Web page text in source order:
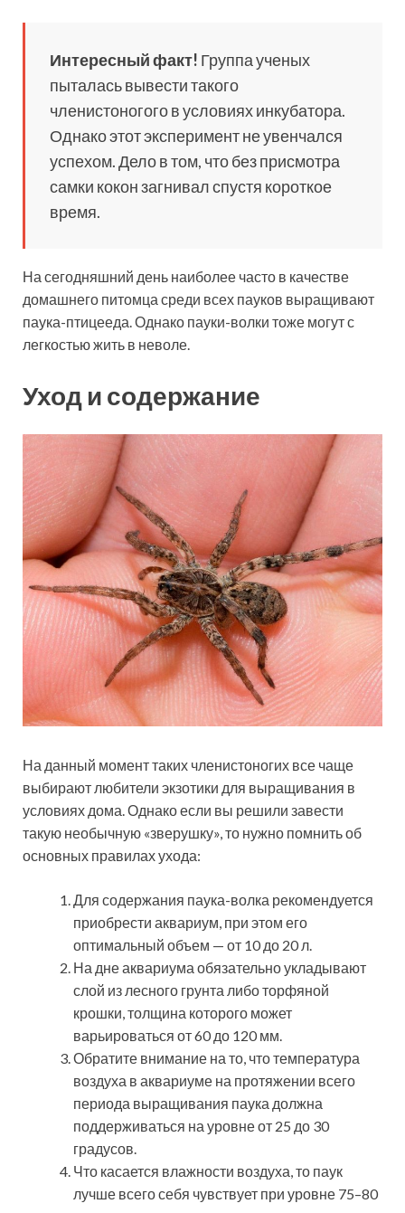
Интересный факт! Группа ученых
пыталась вывести такого
членистоногого в условиях инкубатора.
Однако этот эксперимент не увенчался
успехом. Дело в том, что без присмотра
самки кокон загнивал спустя короткое
время.
На сегодняшний день наиболее часто в качестве
домашнего питомца среди всех пауков выращивают
паука-птицееда. Однако пауки-волки тоже могут с
легкостью жить в неволе.
Уход и содержание
На данный момент таких членистоногих все чаще
выбирают любители экзотики для выращивания в
условиях дома. Однако если вы решили завести
такую необычную «зверушку», то нужно помнить об
основных правилах ухода:
Для содержания паука-волка рекомендуется
приобрести аквариум, при этом его
оптимальный объем — от 10 до 20 л.
На дне аквариума обязательно укладывают
слой из лесного грунта либо торфяной
крошки, толщина которого может
варьироваться от 60 до 120 мм.
Обратите внимание на то, что температура
воздуха в аквариуме на протяжении всего
периода выращивания паука должна
поддерживаться на уровне от 25 до 30
градусов.
Что касается влажности воздуха, то паук
лучше всего себя чувствует при уровне 75–80